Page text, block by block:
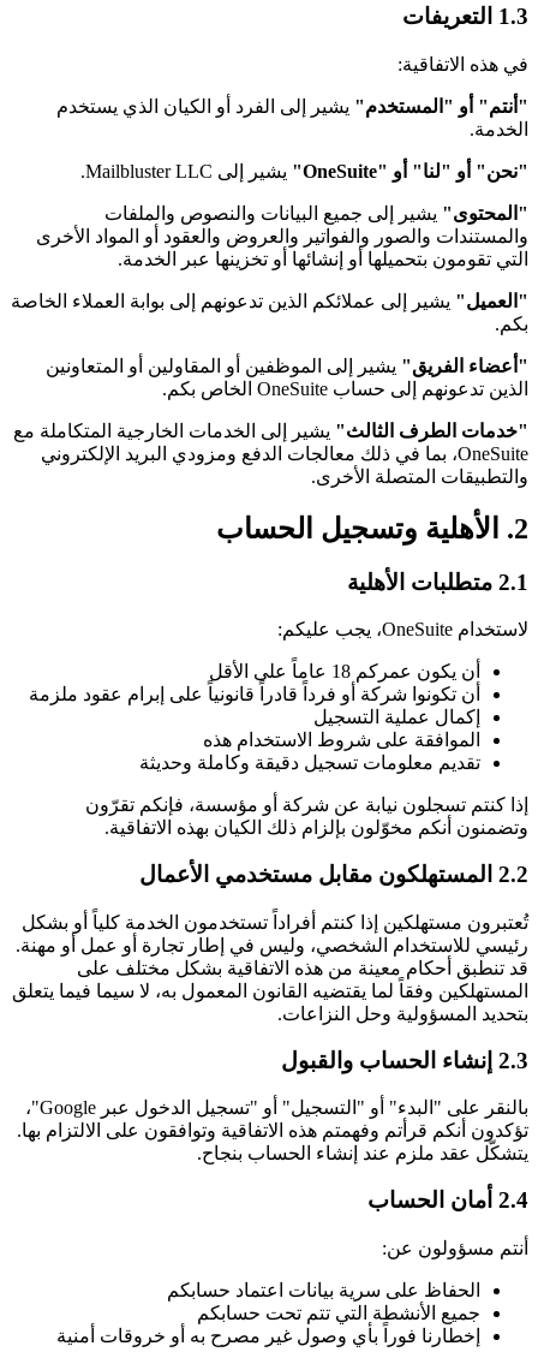
1.3 التعريفات
في هذه الاتفاقية:
"أنتم" أو "المستخدم" يشير إلى الفرد أو الكيان الذي يستخدم
الخدمة.
"نحن" أو "لنا" أو "OneSuite" يشير إلى Mailbluster LLC.
"المحتوى" يشير إلى جميع البيانات والنصوص والملفات
والمستندات والصور والفواتير والعروض والعقود أو المواد الأخرى
التي تقومون بتحميلها أو إنشائها أو تخزينها عبر الخدمة.
"العميل" يشير إلى عملائكم الذين تدعونهم إلى بوابة العملاء الخاصة
بكم.
"أعضاء الفريق" يشير إلى الموظفين أو المقاولين أو المتعاونين
الذين تدعونهم إلى حساب OneSuite الخاص بكم.
"خدمات الطرف الثالث" يشير إلى الخدمات الخارجية المتكاملة مع
OneSuite، بما في ذلك معالجات الدفع ومزودي البريد الإلكتروني
والتطبيقات المتصلة الأخرى.
2. الأهلية وتسجيل الحساب
2.1 متطلبات الأهلية
لاستخدام OneSuite، يجب عليكم:
أن يكون عمركم 18 عاماً على الأقل
أن تكونوا شركة أو فرداً قادراً قانونياً على إبرام عقود ملزمة
إكمال عملية التسجيل
الموافقة على شروط الاستخدام هذه
تقديم معلومات تسجيل دقيقة وكاملة وحديثة
إذا كنتم تسجلون نيابة عن شركة أو مؤسسة، فإنكم تقرّون
وتضمنون أنكم مخوّلون بإلزام ذلك الكيان بهذه الاتفاقية.
2.2 المستهلكون مقابل مستخدمي الأعمال
تُعتبرون مستهلكين إذا كنتم أفراداً تستخدمون الخدمة كلياً أو بشكل
رئيسي للاستخدام الشخصي، وليس في إطار تجارة أو عمل أو مهنة.
قد تنطبق أحكام معينة من هذه الاتفاقية بشكل مختلف على
المستهلكين وفقاً لما يقتضيه القانون المعمول به، لا سيما فيما يتعلق
بتحديد المسؤولية وحل النزاعات.
2.3 إنشاء الحساب والقبول
بالنقر على "البدء" أو "التسجيل" أو "تسجيل الدخول عبر Google"،
تؤكدون أنكم قرأتم وفهمتم هذه الاتفاقية وتوافقون على الالتزام بها.
يتشكّل عقد ملزم عند إنشاء الحساب بنجاح.
2.4 أمان الحساب
أنتم مسؤولون عن:
الحفاظ على سرية بيانات اعتماد حسابكم
جميع الأنشطة التي تتم تحت حسابكم
إخطارنا فوراً بأي وصول غير مصرح به أو خروقات أمنية